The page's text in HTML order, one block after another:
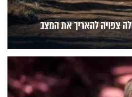
צפויה להאריך את המצב